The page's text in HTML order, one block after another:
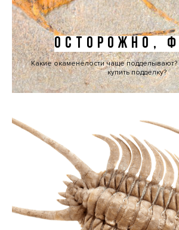
ОСТОРОЖНО,
Какие окаменелости чаще подделывают?
купить подделку?